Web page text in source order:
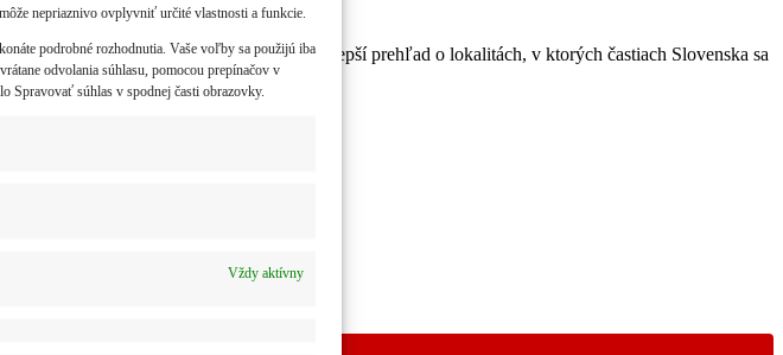
nepriaznivo ovplyvniť určité vlastnosti a funkcie.
podrobné rozhodnutia. Vaše voľby sa použijú iba
odvolania súhlasu, pomocou prepínačov v
Spravovať súhlas v spodnej časti obrazovky.
Vždy aktívny
od obcí a miest Slovenska a poskytne vám lepší prehľad o lokalitách, v ktorých častiach Slovenska sa
Slovensku.